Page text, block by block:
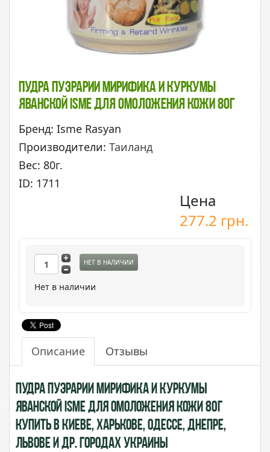
Пудра Пуэрарии Мирифика И Куркумы
Яванской ISME Для Омоложения Кожи 80г
Бренд: Isme Rasyan
Производители: Таиланд
Вес: 80г.
ID: 1711
Цена
277.2 грн.
НЕТ В НАЛИЧИИ
Нет в наличии
Описание Отзывы
Пудра Пуэрарии Мирифика и Куркумы
Яванской ISME для омоложения кожи 80г
купить в Киеве, Харькове, Одессе, Днепре,
Львове и др. городах Украины